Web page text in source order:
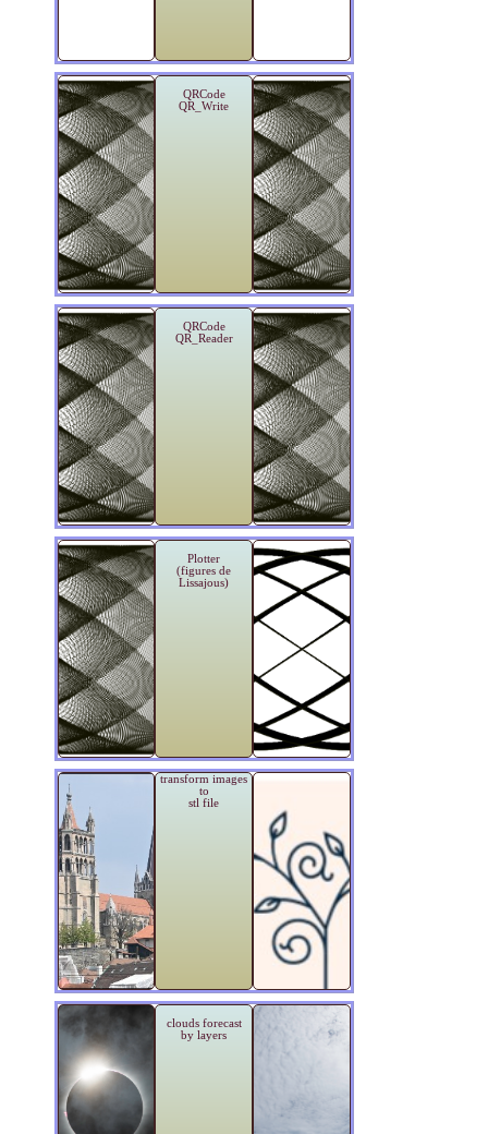
QRCode
QR_Write
QRCode
QR_Reader
Plotter
(figures de
Lissajous)
transform images
to
stl file
clouds forecast
by layers